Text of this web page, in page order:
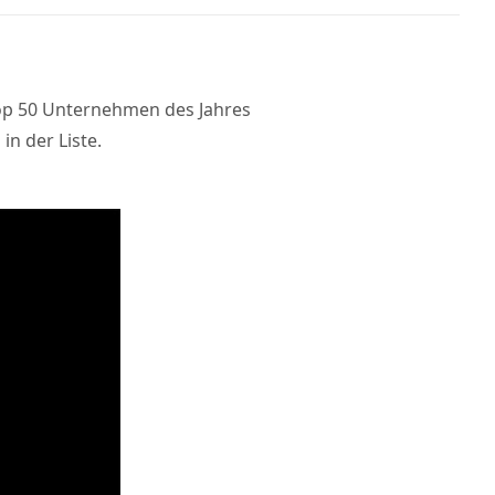
50 Unternehmen des Jahres
der Liste.